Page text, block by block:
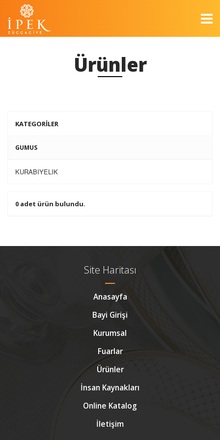
Ürünler
KATEGORİLER
GUMUS
KURABIYELIK
0 adet ürün bulundu.
Site Haritası
Anasayfa
Bayi Girişi
Kurumsal
Fuarlar
Ürünler
İnsan Kaynakları
Online Katalog
İletişim